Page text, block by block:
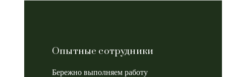
Опытные сотрудники
Бережно выполняем работу